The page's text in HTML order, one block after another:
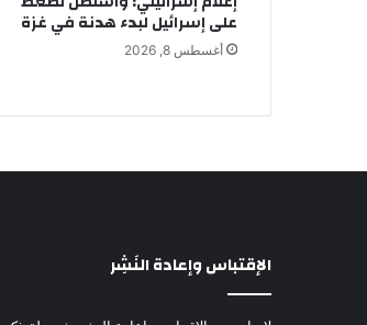
على إسرائيل لبدء هدنة في غزة
أغسطس 8, 2026
الإقتباس وإعادة النَشِر